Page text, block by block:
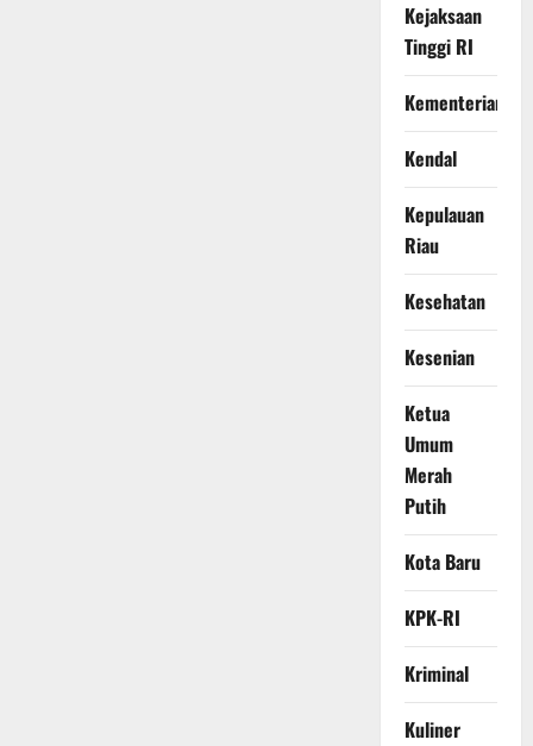
Kejaksaan
Tinggi RI
Kementerian
Kendal
Kepulauan
Riau
Kesehatan
Kesenian
Ketua
Umum
Merah
Putih
Kota Baru
KPK-RI
Kriminal
Kuliner